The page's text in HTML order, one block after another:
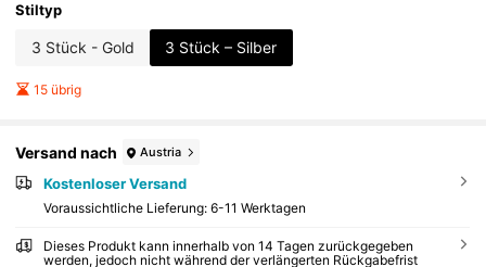
Stiltyp
3 Stück - Gold 3 Stück – Silber
15 übrig
Versand nach Austria
Kostenloser Versand
Voraussichtliche Lieferung: 6-11 Werktagen
Dieses Produkt kann innerhalb von 14 Tagen zurückgegeben
werden, jedoch nicht während der verlängerten Rückgabefrist